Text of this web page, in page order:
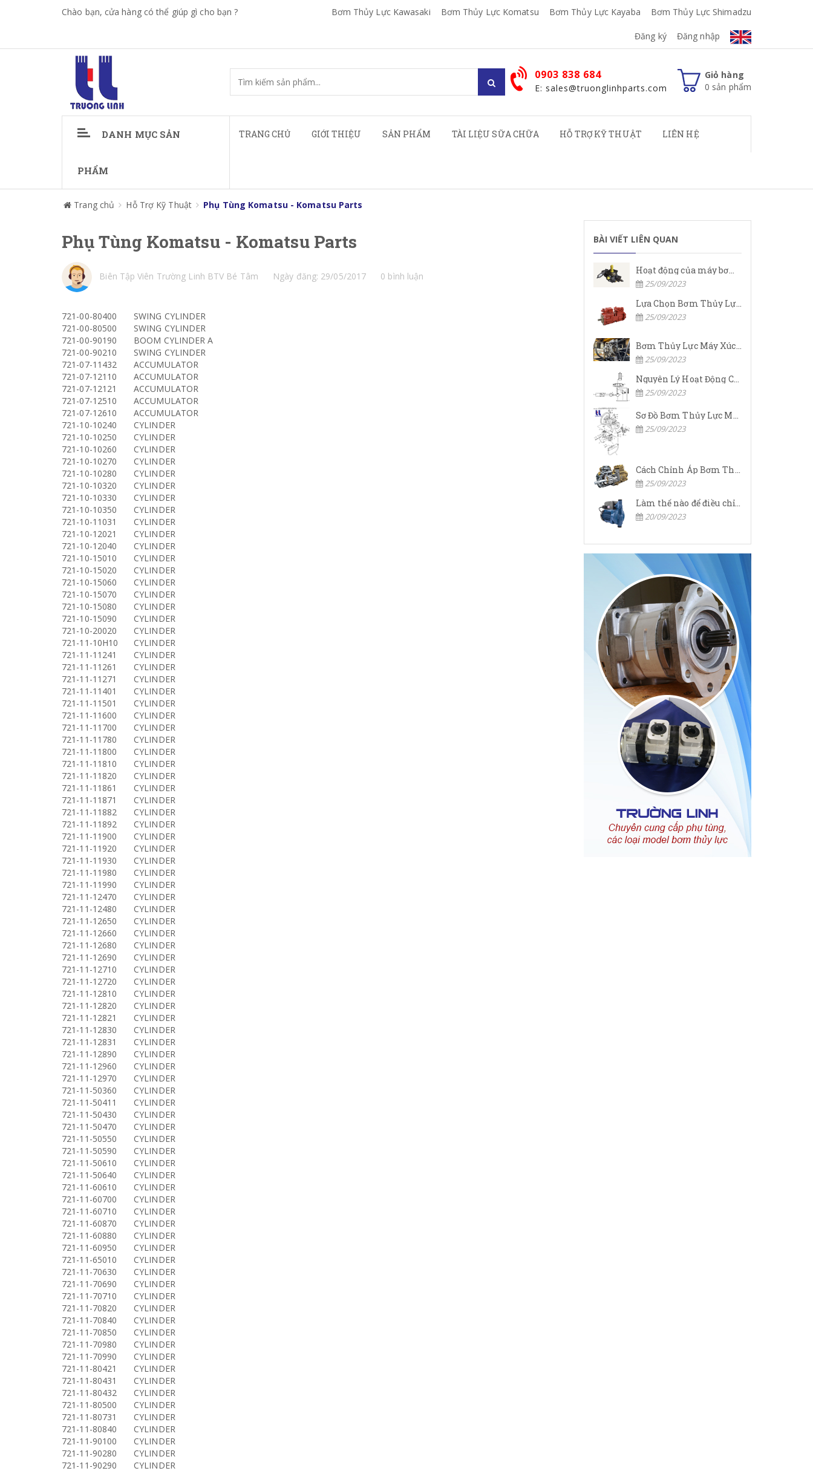
Chào bạn, cửa hàng có thể giúp gì cho bạn ? Bơm Thủy Lực Kawasaki Bơm Thủy Lực Komatsu Bơm Thủy Lực Kayaba Bơm Thủy Lực Shimadzu
Đăng ký Đăng nhập
Giỏ hàng
0 sản phẩm
0903 838 684
E: sales@truonglinhparts.com
DANH MỤC SẢN
PHẨM
TRANG CHỦ GIỚI THIỆU SẢN PHẨM TÀI LIỆU SỮA CHỮA HỖ TRỢ KỸ THUẬT LIÊN HỆ
Trang chủ Hỗ Trợ Kỹ Thuật Phụ Tùng Komatsu - Komatsu Parts
Phụ Tùng Komatsu - Komatsu Parts
Biên Tập Viên Trường Linh BTV Bé Tâm Ngày đăng: 29/05/2017 0 bình luận
721-00-80400
SWING CYLINDER
721-00-80500
SWING CYLINDER
721-00-90190
BOOM CYLINDER A
721-00-90210
SWING CYLINDER
721-07-11432
ACCUMULATOR
721-07-12110
ACCUMULATOR
721-07-12121
ACCUMULATOR
721-07-12510
ACCUMULATOR
721-07-12610
ACCUMULATOR
721-10-10240
CYLINDER
721-10-10250
CYLINDER
721-10-10260
CYLINDER
721-10-10270
CYLINDER
721-10-10280
CYLINDER
721-10-10320
CYLINDER
721-10-10330
CYLINDER
721-10-10350
CYLINDER
721-10-11031
CYLINDER
721-10-12021
CYLINDER
721-10-12040
CYLINDER
721-10-15010
CYLINDER
721-10-15020
CYLINDER
721-10-15060
CYLINDER
721-10-15070
CYLINDER
721-10-15080
CYLINDER
721-10-15090
CYLINDER
721-10-20020
CYLINDER
721-11-10H10
CYLINDER
721-11-11241
CYLINDER
721-11-11261
CYLINDER
721-11-11271
CYLINDER
721-11-11401
CYLINDER
721-11-11501
CYLINDER
721-11-11600
CYLINDER
721-11-11700
CYLINDER
721-11-11780
CYLINDER
721-11-11800
CYLINDER
721-11-11810
CYLINDER
721-11-11820
CYLINDER
721-11-11861
CYLINDER
721-11-11871
CYLINDER
721-11-11882
CYLINDER
721-11-11892
CYLINDER
721-11-11900
CYLINDER
721-11-11920
CYLINDER
721-11-11930
CYLINDER
721-11-11980
CYLINDER
721-11-11990
CYLINDER
721-11-12470
CYLINDER
721-11-12480
CYLINDER
721-11-12650
CYLINDER
721-11-12660
CYLINDER
721-11-12680
CYLINDER
721-11-12690
CYLINDER
721-11-12710
CYLINDER
721-11-12720
CYLINDER
721-11-12810
CYLINDER
721-11-12820
CYLINDER
721-11-12821
CYLINDER
721-11-12830
CYLINDER
721-11-12831
CYLINDER
721-11-12890
CYLINDER
721-11-12960
CYLINDER
721-11-12970
CYLINDER
721-11-50360
CYLINDER
721-11-50411
CYLINDER
721-11-50430
CYLINDER
721-11-50470
CYLINDER
721-11-50550
CYLINDER
721-11-50590
CYLINDER
721-11-50610
CYLINDER
721-11-50640
CYLINDER
721-11-60610
CYLINDER
721-11-60700
CYLINDER
721-11-60710
CYLINDER
721-11-60870
CYLINDER
721-11-60880
CYLINDER
721-11-60950
CYLINDER
721-11-65010
CYLINDER
721-11-70630
CYLINDER
721-11-70690
CYLINDER
721-11-70710
CYLINDER
721-11-70820
CYLINDER
721-11-70840
CYLINDER
721-11-70850
CYLINDER
721-11-70980
CYLINDER
721-11-70990
CYLINDER
721-11-80421
CYLINDER
721-11-80431
CYLINDER
721-11-80432
CYLINDER
721-11-80500
CYLINDER
721-11-80731
CYLINDER
721-11-80840
CYLINDER
721-11-90100
CYLINDER
721-11-90280
CYLINDER
721-11-90290
CYLINDER
BÀI VIẾT LIÊN QUAN
Hoạt động của máy bơm cánh gạt Rexroth
25/09/2023
Lựa Chọn Bơm Thủy Lực Komatsu Đúng
25/09/2023
Bơm Thủy Lực Máy Xúc Komatsu Bị Hỏng: Nguyên Nhân Và Cách Khắc Phục
25/09/2023
Nguyên Lý Hoạt Động Của Bơm Thủy Lực Komatsu
25/09/2023
25/09/2023
25/09/2023
Làm thế nào để điều chỉnh áp suất đầu ra của bơm thủy lực?
20/09/2023